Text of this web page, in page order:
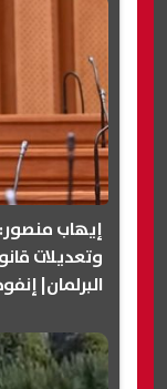
وتعديلات
البرلمان|